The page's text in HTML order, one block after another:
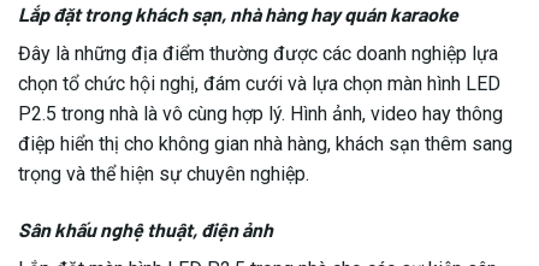
Lắp đặt trong khách sạn, nhà hàng hay quán karaoke
Đây là những địa điểm thường được các doanh nghiệp lựa
chọn tổ chức hội nghị, đám cưới và lựa chọn màn hình LED
P2.5 trong nhà là vô cùng hợp lý. Hình ảnh, video hay thông
điệp hiển thị cho không gian nhà hàng, khách sạn thêm sang
trọng và thể hiện sự chuyên nghiệp.
Sân khấu nghệ thuật, điện ảnh